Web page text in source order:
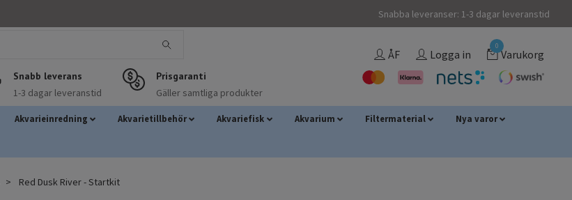
Snabba leveranser: 1-3 dagar leveranstid
Snabb leverans
1-3 dagar leveranstid
Prisgaranti
Gäller samtliga produkter
ÅF Logga in
0
Varukorg
Akvarieinredning Akvarietillbehör Akvariefisk Akvarium Filtermaterial Nya varor
Red Dusk River - Startkit